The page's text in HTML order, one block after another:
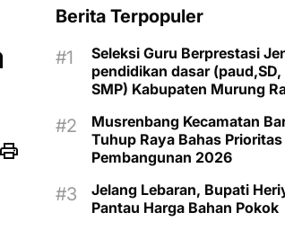
Berita Terpopuler
Seleksi Guru Berprestasi
pendidikan dasar (paud,SD,
SMP) Kabupaten Murung
Musrenbang Kecamatan
Tuhup Raya Bahas Prioritas
Pembangunan 2026
Jelang Lebaran, Bupati
Pantau Harga Bahan Pokok